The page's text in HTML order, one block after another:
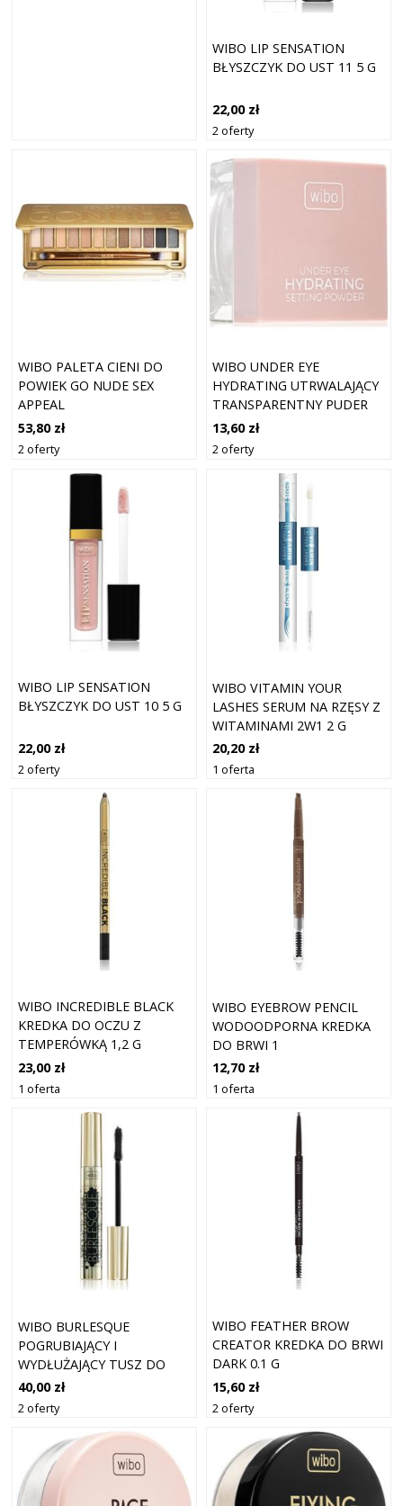
WIBO LIP SENSATION
BŁYSZCZYK DO UST 11 5 G
22,00 zł
2 oferty
WIBO PALETA CIENI DO
POWIEK GO NUDE SEX
APPEAL
53,80 zł
2 oferty
WIBO UNDER EYE
HYDRATING UTRWALAJĄCY
TRANSPARENTNY PUDER
5,5 ML
13,60 zł
2 oferty
WIBO LIP SENSATION
BŁYSZCZYK DO UST 10 5 G
22,00 zł
2 oferty
WIBO VITAMIN YOUR
LASHES SERUM NA RZĘSY Z
WITAMINAMI 2W1 2 G
20,20 zł
1 oferta
WIBO INCREDIBLE BLACK
KREDKA DO OCZU Z
TEMPERÓWKĄ 1,2 G
23,00 zł
1 oferta
WIBO EYEBROW PENCIL
WODOODPORNA KREDKA
DO BRWI 1
12,70 zł
1 oferta
WIBO BURLESQUE
POGRUBIAJĄCY I
WYDŁUŻAJĄCY TUSZ DO
RZĘS
40,00 zł
2 oferty
WIBO FEATHER BROW
CREATOR KREDKA DO BRWI
DARK 0.1 G
15,60 zł
2 oferty